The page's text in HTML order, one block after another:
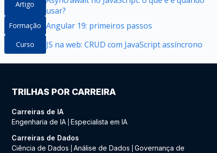
Artigo
usar?
Formação Angular 19: primeiros passos
Curso JS na web: CRUD com JavaScript assíncrono
TRILHAS POR CARREIRA
Carreiras de IA
Engenharia de IA Especialista em IA
Carreiras de Dados
Ciência de Dados
Análise de Dados
Governança de